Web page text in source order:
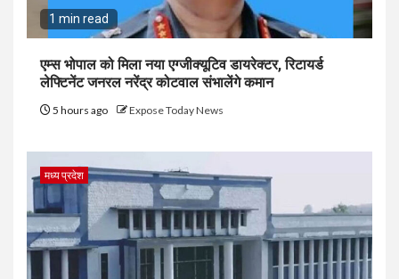
1 min read
एम्स भोपाल को मिला नया एग्जीक्यूटिव डायरेक्टर, रिटायर्ड
लेफ्टिनेंट जनरल नरेंद्र कोटवाल संभालेंगे कमान
5 hours ago Expose Today News
मध्य प्रदेश